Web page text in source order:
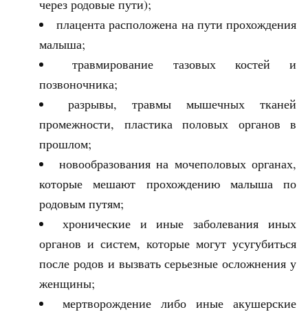
через родовые пути);
плацента расположена на пути прохождения
малыша;
травмирование тазовых костей и
позвоночника;
разрывы, травмы мышечных тканей
промежности, пластика половых органов в
прошлом;
новообразования на мочеполовых органах,
которые мешают прохождению малыша по
родовым путям;
хронические и иные заболевания иных
органов и систем, которые могут усугубиться
после родов и вызвать серьезные осложнения у
женщины;
мертворождение либо иные акушерские